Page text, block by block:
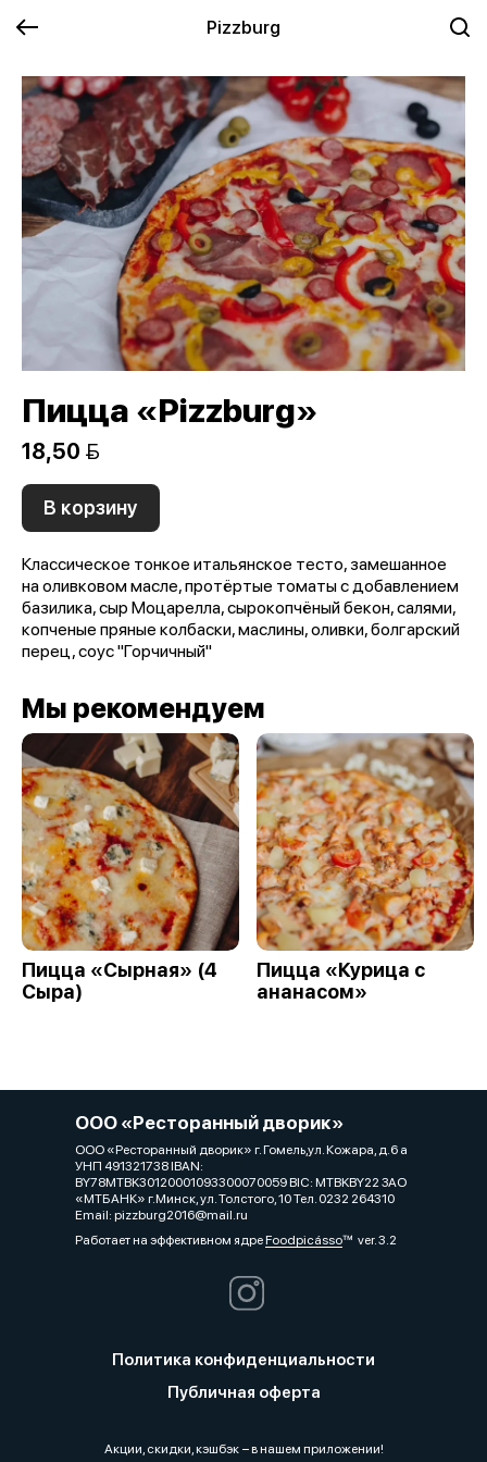
Pizzburg
Пицца «Pizzburg»
18,50 
В корзину
Классическое тонкое итальянское тесто, замешанное
на оливковом масле, протёртые томаты с добавлением
базилика, сыр Моцарелла, сырокопчёный бекон, салями,
копченые пряные колбаски, маслины, оливки, болгарский
перец, соус "Горчичный"
Мы рекомендуем
Пицца «Сырная» (4
Сыра)
Пицца «Курица с
ананасом»
ООО «Ресторанный дворик»
ООО «Ресторанный дворик» г. Гомель,ул. Кожара, д.6 а
УНП 491321738 IBAN:
BY78MTBK30120001093300070059 BIC: MTBKBY22 ЗАО
«МТБАНК» г.Минск, ул. Толстого, 10 Тел. 0232 264310
Email: pizzburg2016@mail.ru
Работает на эффективном ядреFoodpicássover. 3.2
Политика конфиденциальности
Публичная оферта
Акции, скидки, кэшбэк − в нашем приложении!